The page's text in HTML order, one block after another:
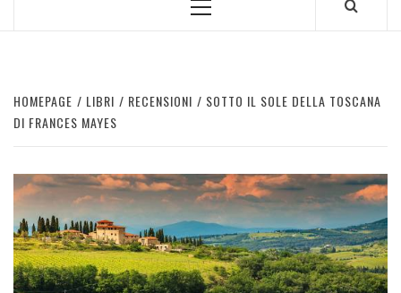
Menu
HOMEPAGE LIBRI RECENSIONI
SOTTO IL SOLE DELLA TOSCANA
DI FRANCES MAYES